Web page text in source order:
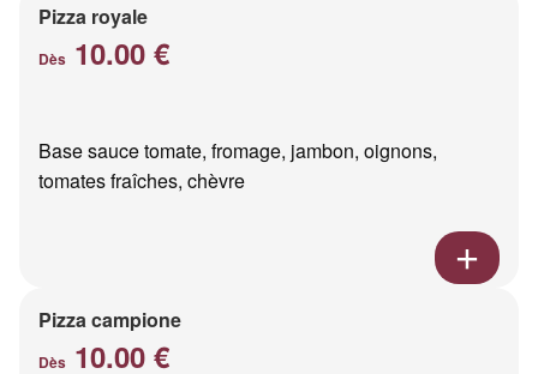
Pizza royale
Dès 10.00 €
Base sauce tomate, fromage, jambon, oignons,
tomates fraîches, chèvre
Pizza campione
Dès 10.00 €